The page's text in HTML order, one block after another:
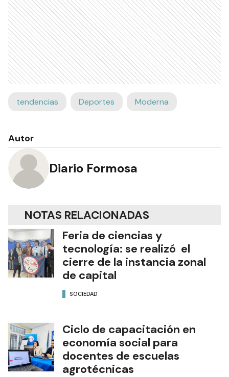
tendencias Deportes Moderna
Autor
Diario Formosa
NOTAS RELACIONADAS
Feria de ciencias y
tecnología: se realizó el
cierre de la instancia zonal
de capital
SOCIEDAD
Ciclo de capacitación en
economía social para
docentes de escuelas
agrotécnicas